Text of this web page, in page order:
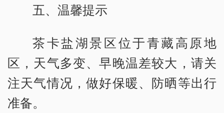
五、温馨提示
茶卡盐湖景区位于青藏高原地
区，天气多变、早晚温差较大，请关
注天气情况，做好保暖、防晒等出行
准备。